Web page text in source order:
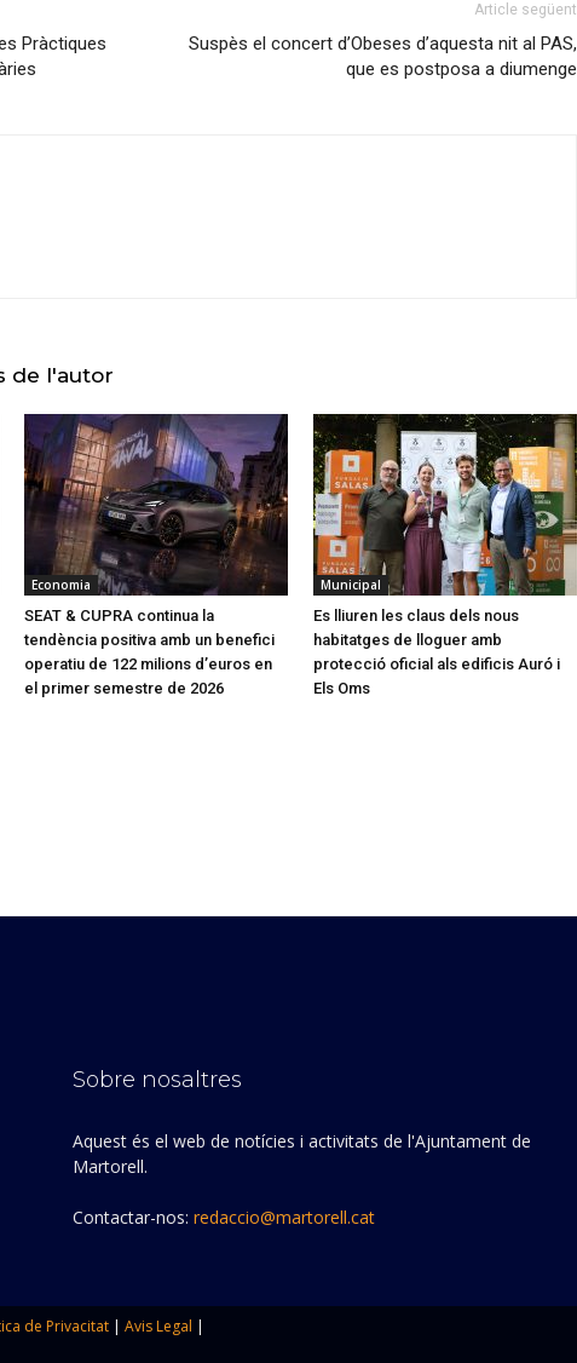
Pràctiques
Article següent
Suspès el concert d’Obeses d’aquesta nit al PAS,
que es postposa a diumenge
de l'autor
Economia
SEAT & CUPRA continua la
tendència positiva amb un benefici
operatiu de 122 milions d’euros en
el primer semestre de 2026
Municipal
Es lliuren les claus dels nous
habitatges de lloguer amb
protecció oficial als edificis Auró i
Els Oms
Sobre nosaltres
Aquest és el web de notícies i activitats de l'Ajuntament de
Martorell.
Contactar-nos: redaccio@martorell.cat
de Privacitat | Avis Legal |